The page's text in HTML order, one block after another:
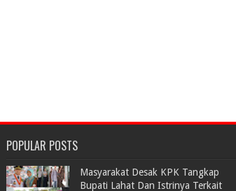
POPULAR POSTS
Masyarakat Desak KPK Tangkap
Bupati Lahat Dan Istrinya Terkait